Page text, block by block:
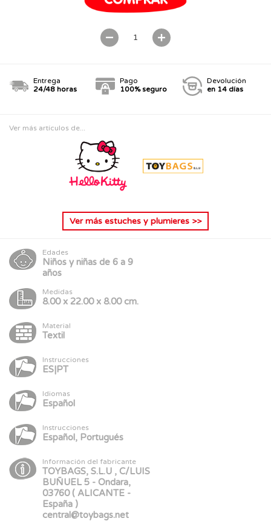
Entrega
24/48 horas
Pago
100% seguro
Devolución
en 14 días
Ver más artículos de...
Ver más estuches y plumieres >>
Edades
Niños y niñas de 6 a 9
años
Medidas
8.00 x 22.00 x 8.00 cm.
Material
Textil
Instrucciones
ES|PT
Idiomas
Español
Instrucciones
Español, Portugués
Información del fabricante
TOYBAGS, S.L.U , C/LUIS
BUÑUEL 5 - Ondara,
03760 ( ALICANTE -
España )
central@toybags.net